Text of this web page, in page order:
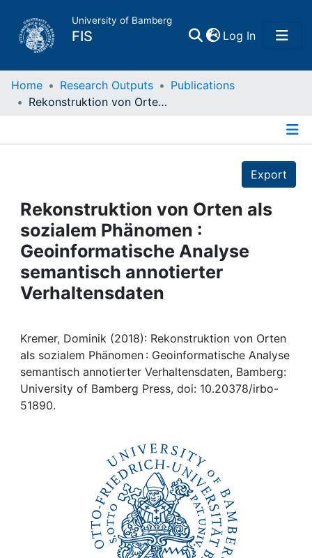
University of Bamberg
FIS Log In(current)
Home
Projects
People
Institutions
My FIS
Help
Home Research Outputs
Publications
Rekonstruktion von Orten als sozialem Phänomen : Geoinformatische Analyse semantisch annotierter Verhaltensdaten
Export
Rekonstruktion von Orten als
sozialem Phänomen :
Geoinformatische Analyse
semantisch annotierter
Verhaltensdaten
Kremer, Dominik (2018): Rekonstruktion von Orten
als sozialem Phänomen : Geoinformatische Analyse
semantisch annotierter Verhaltensdaten, Bamberg:
University of Bamberg Press, doi: 10.20378/irbo-
51890.